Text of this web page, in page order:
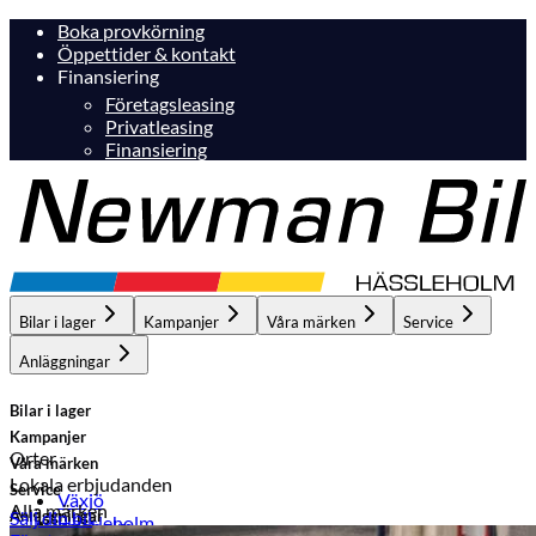
Boka provkörning
Öppettider & kontakt
Finansiering
Företagsleasing
Privatleasing
Finansiering
Bilar i lager Kampanjer Våra märken Service
Anläggningar
Bilar i lager
Orter
Växjö
Hässleholm
Kampanjer
Lokala erbjudanden
Hässleholm
Våra märken
Alla märken
Service
Anläggningar
Sälj din bil